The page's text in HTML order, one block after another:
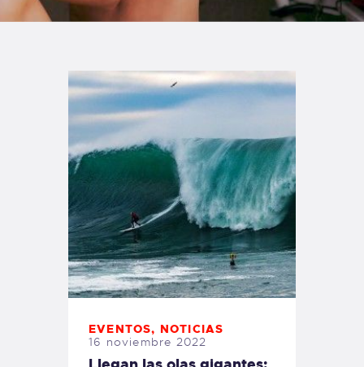
TIENDA FAMILY SURFERS
EVENTOS, NOTICIAS
16 noviembre 2022